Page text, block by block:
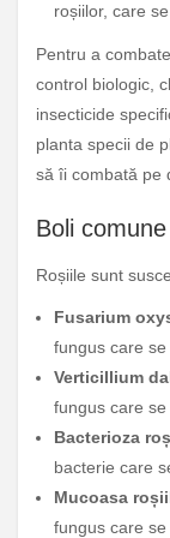
roșiilor, care
Pentru a
control biologic,
insecticide
planta specii de
să îi combată pe
Boli
Roșiile sunt
Fusarium
fungus care
Verticillium
fungus care
Bacterioza
bacterie care
Mucoasa
fungus care